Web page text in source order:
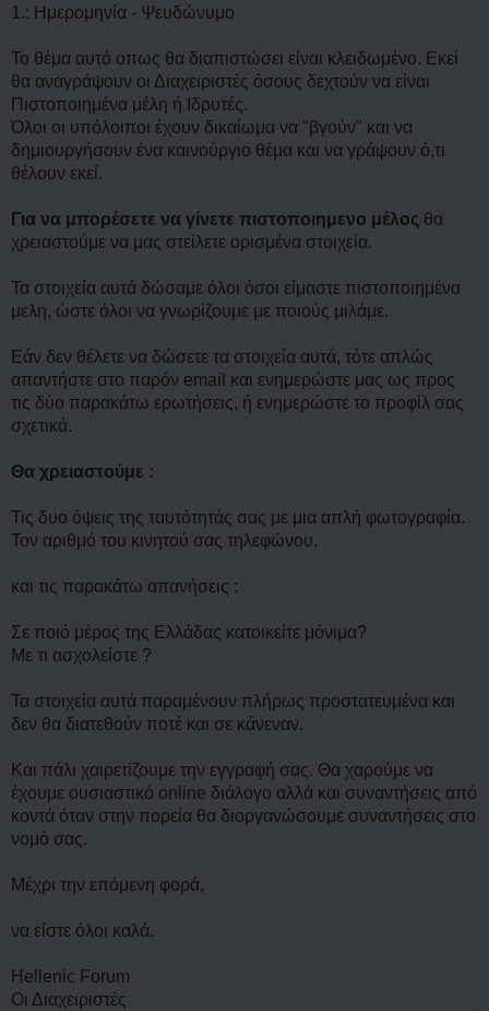
1.: Ημερομηνία - Ψευδώνυμο
Το θέμα αυτό οπως θα διαπιστώσει είναι κλειδωμένο. Εκεί
θα αναγράψουν οι Διαχειριστές όσους δεχτούν να είναι
Πιστοποιημένα μέλη ή Ιδρυτές.
Όλοι οι υπόλοιποι έχουν δικαίωμα να "βγούν" και να
δημιουργήσουν ένα καινούργιο θέμα και να γράψουν ό,τι
θέλουν εκεί.
Για να μπορέσετε να γίνετε πιστοποιημενο μέλος θα
χρειαστούμε να μας στείλετε ορισμένα στοιχεία.
Τα στοιχεία αυτά δώσαμε όλοι όσοι είμαστε πιστοποιημένα
μελη, ώστε όλοι να γνωρίζουμε με ποιούς μιλάμε.
Εάν δεν θέλετε να δώσετε τα στοιχεία αυτά, τότε απλώς
απαντήστε στο παρόν email και ενημερώστε μας ως προς
τις δύο παρακάτω ερωτήσεις, ή ενημερώστε το προφίλ σας
σχετικά.
Θα χρειαστούμε :
Τις δυο όψεις της ταυτότητάς σας με μια απλή φωτογραφία.
Τον αριθμό του κινητού σας τηλεφώνου,
και τις παρακάτω απανήσεις :
Σε ποιό μέρος της Ελλάδας κατοικείτε μόνιμα?
Με τι ασχολείστε ?
Τα στοιχεία αυτά παραμένουν πλήρως προστατευμένα και
δεν θα διατεθούν ποτέ και σε κάνεναν.
Και πάλι χαιρετίζουμε την εγγραφή σας. Θα χαρούμε να
έχουμε ουσιαστικό online διάλογο αλλά και συναντήσεις από
κοντά όταν στην πορεία θα διοργανώσουμε συναντήσεις στο
νομό σας.
Μέχρι την επόμενη φορά,
να είστε όλοι καλά.
Hellenic Forum
Οι Διαχειριστές